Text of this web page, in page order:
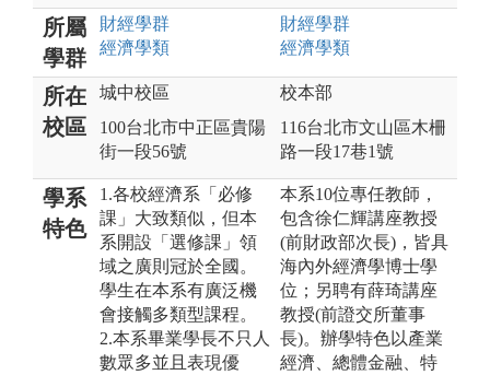
所屬
學群
財經學群
經濟學類
財經學群
經濟學類
所在
校區
城中校區
100台北市中正區貴陽
街一段56號
校本部
116台北市文山區木柵
路一段17巷1號
學系
特色
1.各校經濟系「必修
課」大致類似，但本
系開設「選修課」領
域之廣則冠於全國。
學生在本系有廣泛機
會接觸多類型課程。
2.本系畢業學長不只人
數眾多並且表現優
本系10位專任教師，
包含徐仁輝講座教授
(前財政部次長)，皆具
海內外經濟學博士學
位；另聘有薛琦講座
教授(前證交所董事
長)。辦學特色以產業
經濟、總體金融、特